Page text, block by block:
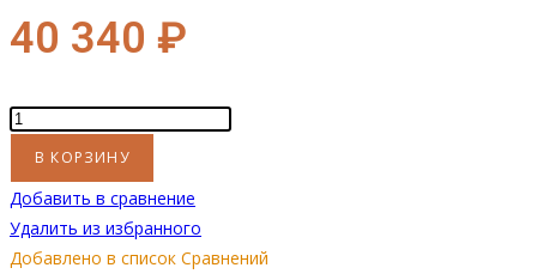
40 340 ₽
Количество
товара
Биокамин
"Русский
огонь"
Блонд
В КОРЗИНУ
Добавить в сравнение
Удалить из избранного
Добавлено в список Сравнений